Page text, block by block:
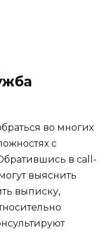
во многих
с
в call-
выяснить
выписку,